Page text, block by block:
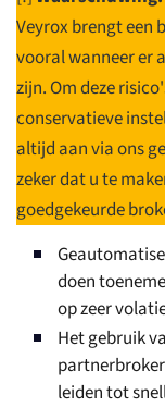
Veyrox brengt een
vooral wanneer er
zijn. Om deze
conservatieve
altijd aan via ons
zeker dat u te
goedgekeurde
doen
op zeer
Het gebruik
leiden tot